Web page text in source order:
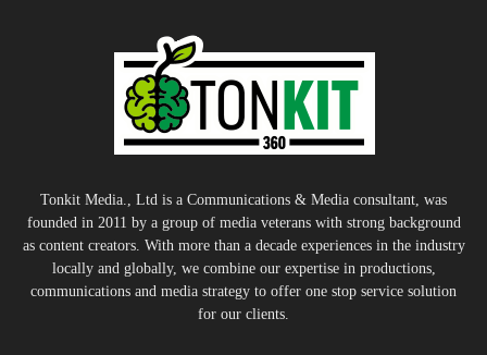
Tonkit Media., Ltd is a Communications & Media consultant, was
founded in 2011 by a group of media veterans with strong background
as content creators. With more than a decade experiences in the industry
locally and globally, we combine our expertise in productions,
communications and media strategy to offer one stop service solution
for our clients.